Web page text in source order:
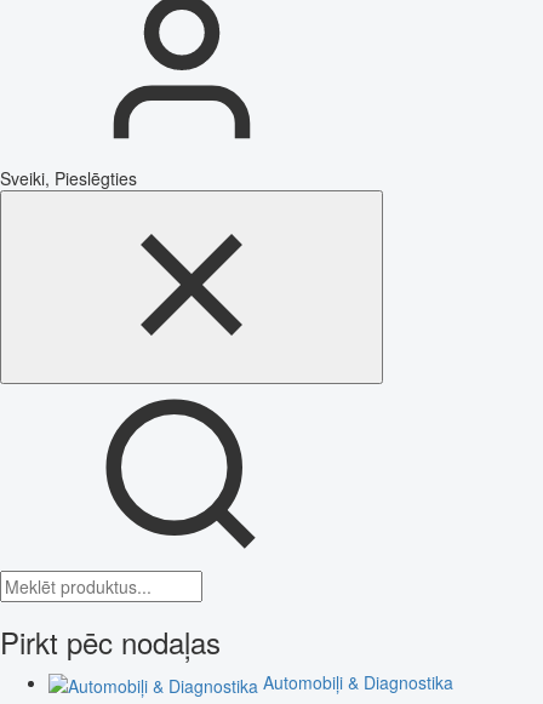
Sveiki, Pieslēgties
Pirkt pēc nodaļas
Automobiļi & Diagnostika